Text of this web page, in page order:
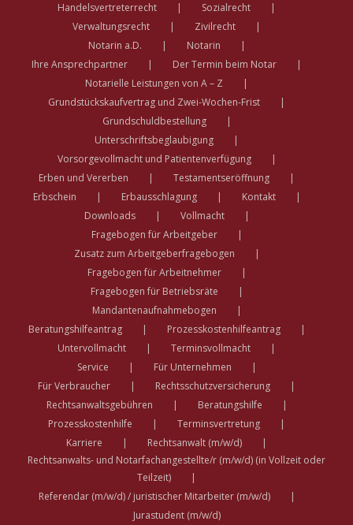
Handelsvertreterrecht
Sozialrecht
Verwaltungsrecht
Zivilrecht
Notarin a.D.
Notarin
Ihre Ansprechpartner
Der Termin beim Notar
Notarielle Leistungen von A – Z
Grundstückskaufvertrag und Zwei-Wochen-Frist
Grundschuldbestellung
Unterschriftsbeglaubigung
Vorsorgevollmacht und Patientenverfügung
Erben und Vererben
Testamentseröffnung
Erbschein
Erbausschlagung
Kontakt
Downloads
Vollmacht
Fragebogen für Arbeitgeber
Zusatz zum Arbeitgeberfragebogen
Fragebogen für Arbeitnehmer
Fragebogen für Betriebsräte
Mandantenaufnahmebogen
Beratungshilfeantrag
Prozesskostenhilfeantrag
Untervollmacht
Terminsvollmacht
Service
Für Unternehmen
Für Verbraucher
Rechtsschutzversicherung
Rechtsanwaltsgebühren
Beratungshilfe
Prozesskostenhilfe
Terminsvertretung
Karriere
Rechtsanwalt (m/w/d)
Rechtsanwalts- und Notarfachangestellte/r (m/w/d) (in Vollzeit oder
Teilzeit)
Referendar (m/w/d) / juristischer Mitarbeiter (m/w/d)
Jurastudent (m/w/d)